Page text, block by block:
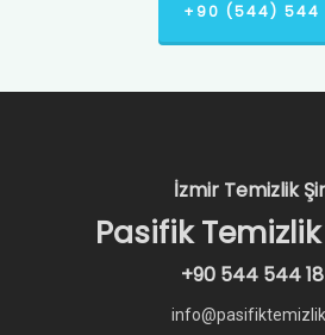
+90 (544) 544
İzmir Temizlik
Pasifik
+90 544 544